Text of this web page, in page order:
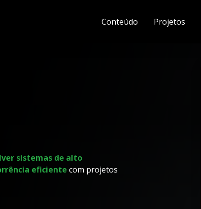
Conteúdo Projetos
sistemas de alto
eficiente com projetos